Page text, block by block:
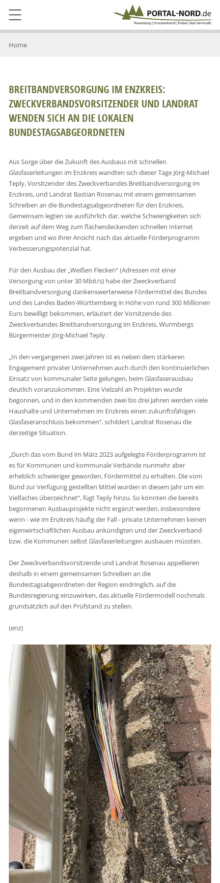
Home
BREITBANDVERSORGUNG IM ENZKREIS:
ZWECKVERBANDSVORSITZENDER UND LANDRAT
WENDEN SICH AN DIE LOKALEN
BUNDESTAGSABGEORDNETEN
Aus Sorge über die Zukunft des Ausbaus mit schnellen
Glasfaserleitungen im Enzkreis wandten sich dieser Tage Jörg-Michael
Teply, Vorsitzender des Zweckverbandes Breitbandversorgung im
Enzkreis, und Landrat Bastian Rosenau mit einem gemeinsamen
Schreiben an die Bundestagsabgeordneten für den Enzkreis.
Gemeinsam legten sie ausführlich dar, welche Schwierigkeiten sich
derzeit auf dem Weg zum flächendeckenden schnellen Internet
ergeben und wo ihrer Ansicht nach das aktuelle Förderprogramm
Verbesserungspotenzial hat.
Für den Ausbau der „Weißen Flecken“ (Adressen mit einer
Versorgung von unter 30 Mbit/s) habe der Zweckverband
Breitbandversorgung dankenswerterweise Fördermittel des Bundes
und des Landes Baden-Württemberg in Höhe von rund 300 Millionen
Euro bewilligt bekommen, erläutert der Vorsitzende des
Zweckverbandes Breitbandversorgung im Enzkreis, Wurmbergs
Bürgermeister Jörg-Michael Teply.
„In den vergangenen zwei Jahren ist es neben dem stärkeren
Engagement privater Unternehmen auch durch den kontinuierlichen
Einsatz von kommunaler Seite gelungen, beim Glasfaserausbau
deutlich voranzukommen. Eine Vielzahl an Projekten wurde
begonnen, und in den kommenden zwei bis drei Jahren werden viele
Haushalte und Unternehmen im Enzkreis einen zukunftsfähigen
Glasfaseranschluss bekommen“, schildert Landrat Rosenau die
derzeitige Situation.
„Durch das vom Bund im März 2023 aufgelegte Förderprogramm ist
es für Kommunen und kommunale Verbände nunmehr aber
erheblich schwieriger geworden, Fördermittel zu erhalten. Die vom
Bund zur Verfügung gestellten Mittel wurden in diesem Jahr um ein
Vielfaches überzeichnet“, fügt Teply hinzu. So könnten die bereits
begonnenen Ausbauprojekte nicht ergänzt werden, insbesondere
wenn - wie im Enzkreis häufig der Fall - private Unternehmen keinen
eigenwirtschaftlichen Ausbau ankündigten und der Zweckverband
bzw. die Kommunen selbst Glasfaserleitungen ausbauen müssten.
Der Zweckverbandsvorsitzende und Landrat Rosenau appellieren
deshalb in einem gemeinsamen Schreiben an die
Bundestagsabgeordneten der Region eindringlich, auf die
Bundesregierung einzuwirken, das aktuelle Fördermodell nochmals
grundsätzlich auf den Prüfstand zu stellen.
(enz)